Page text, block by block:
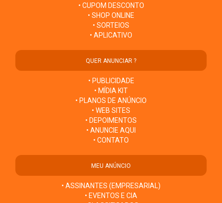
• CUPOM DESCONTO
• SHOP ONLINE
• SORTEIOS
• APLICATIVO
QUER ANUNCIAR ?
• PUBLICIDADE
• MÍDIA KIT
• PLANOS DE ANÚNCIO
• WEB SITES
• DEPOIMENTOS
• ANUNCIE AQUI
• CONTATO
MEU ANÚNCIO
• ASSINANTES (EMPRESARIAL)
• EVENTOS E CIA